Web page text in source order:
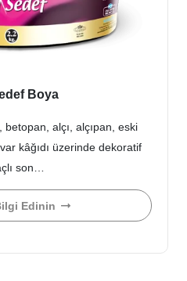
Boya
alçı, alçıpan, eski
kâğıdı üzerinde dekoratif
son…
Edinin